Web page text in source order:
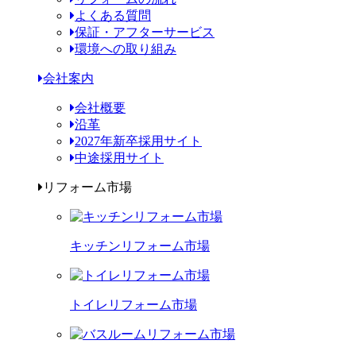
よくある質問
保証・アフターサービス
環境への取り組み
会社案内
会社概要
沿革
2027年新卒採用サイト
中途採用サイト
リフォーム市場
キッチンリフォーム市場
トイレリフォーム市場